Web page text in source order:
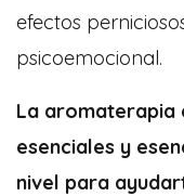
efectos
psicoemocional.
La aromaterapia
esenciales y
nivel para